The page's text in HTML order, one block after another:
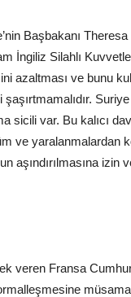
Başbakanı
İngiliz Silahlı
azaltması ve bunu
şaşırtmamalıdır.
var. Bu kalıcı
ve yaralanmalardan
aşındırılmasına
veren Fransa